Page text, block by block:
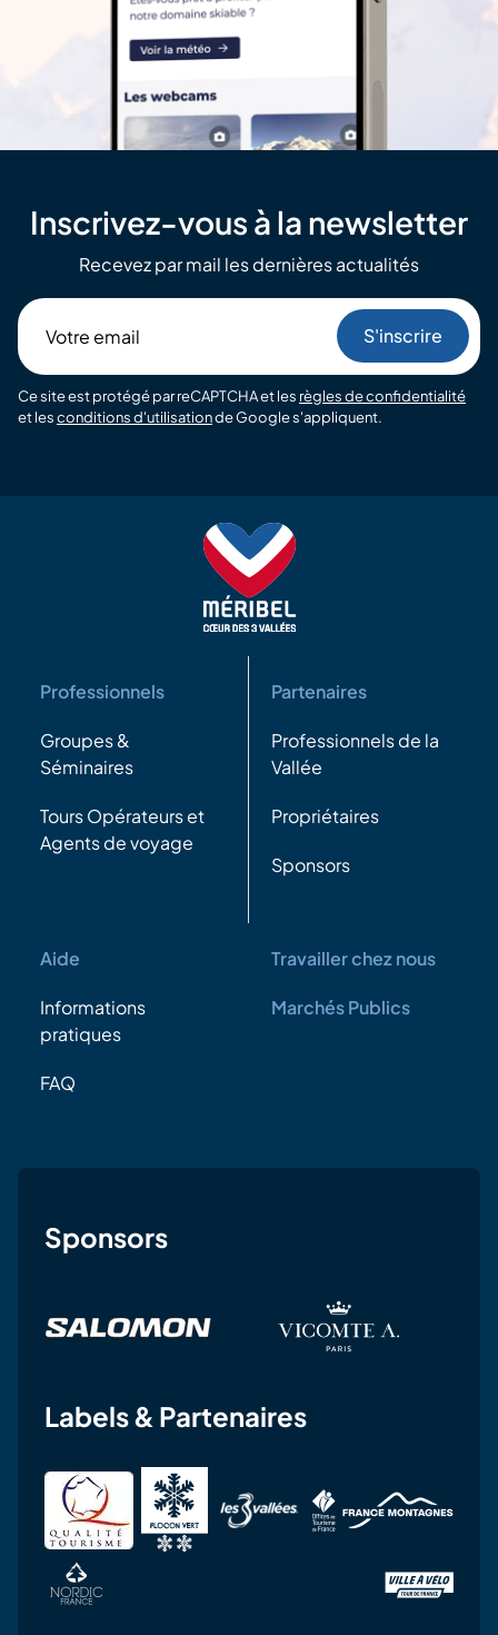
Inscrivez-vous à la newsletter
Recevez par mail les dernières actualités
email
Ce site est protégé par reCAPTCHA et les règles de confidentialité
et lesconditions d'utilisationde Google s'appliquent.
Professionnels
Groupes &
Séminaires
Tours Opérateurs et
Agents de voyage
Partenaires
Professionnels de la
Vallée
Propriétaires
Sponsors
Aide
Informations
pratiques
FAQ
Travailler chez nous
Marchés Publics
Sponsors
Labels & Partenaires